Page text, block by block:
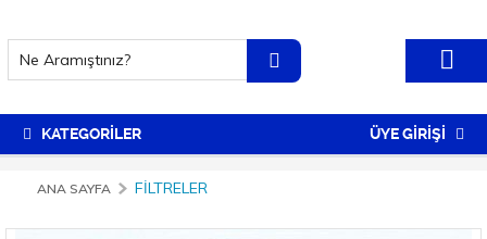
KATEGORİLER ÜYE GİRİŞİ
ANA SAYFA FILTRELER